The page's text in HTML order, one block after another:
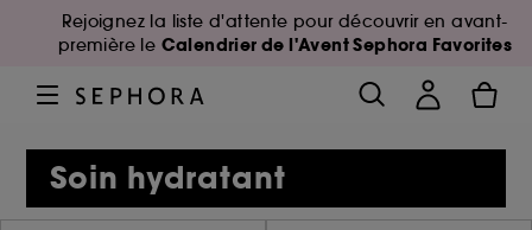
Rejoignez la liste d'attente pour découvrir en avant-
première le Calendrier de l'Avent Sephora Favorites
Soin hydratant